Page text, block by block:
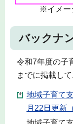
※イメー
バックナ
令和7年度の子
までに掲載して
地域子育て
月22日更新